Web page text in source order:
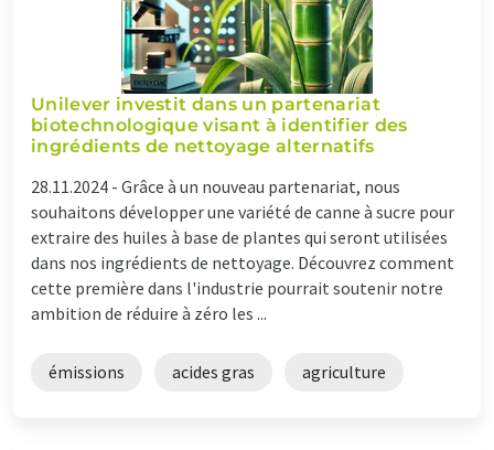
Unilever investit dans un partenariat
biotechnologique visant à identifier des
ingrédients de nettoyage alternatifs
28.11.2024 - Grâce à un nouveau partenariat, nous
souhaitons développer une variété de canne à sucre pour
extraire des huiles à base de plantes qui seront utilisées
dans nos ingrédients de nettoyage. Découvrez comment
cette première dans l'industrie pourrait soutenir notre
ambition de réduire à zéro les ...
émissions acides gras agriculture